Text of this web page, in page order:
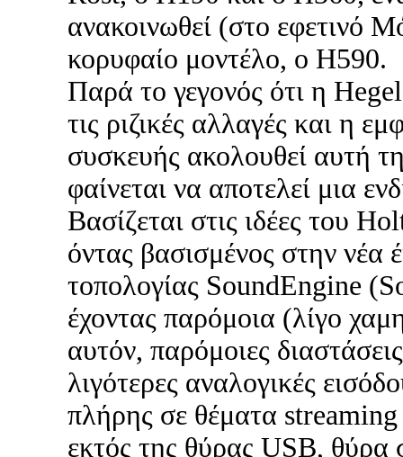
ανακοινωθεί (στο εφετινό
κορυφαίο μοντέλο, ο Η590.
Παρά το γεγονός ότι η Hegel
τις ριζικές αλλαγές και η
συσκευής ακολουθεί αυτή
φαίνεται να αποτελεί μια
Βασίζεται στις ιδέες του
όντας βασισμένος στην νέα
τοπολογίας SoundEngine
έχοντας παρόμοια (λίγο
αυτόν, παρόμοιες
λιγότερες αναλογικές
πλήρης σε θέματα streaming
εκτός της θύρας USB, θύρα